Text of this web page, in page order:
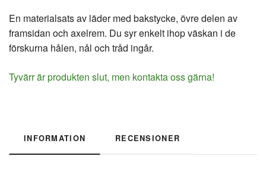
En materialsats av läder med bakstycke, övre delen av
framsidan och axelrem. Du syr enkelt ihop väskan i de
förskurna hålen, nål och tråd ingår.
Tyvärr är produkten slut, men kontakta oss gärna!
INFORMATION RECENSIONER